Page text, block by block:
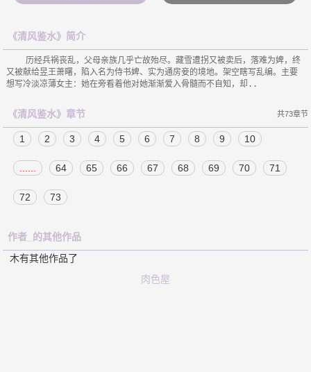
《清风鉴水》简介
    历经兵祸丧乱，父母亲族几乎亡故殆尽。藏雪遭拐又被卖后，落难为婢，终
又被献给昱王萧曙，陷入名为侍书婢、实为通房妾的境地。架空瞎写乱编。主要
《清风鉴水》章节 共73章节
1 2 3 4 5 6 7 8 9 10
64 65 66 67 68 69 70 71
72 73
作者_的其他作品
木有其他作品了
肉色屋